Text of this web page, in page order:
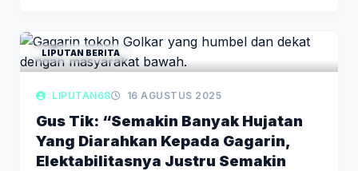
LIPUTAN BERITA
LIPUTAN68 16 AGUSTUS 2025
Gus Tik: “Semakin Banyak Hujatan
Yang Diarahkan Kepada Gagarin,
Elektabilitasnya Justru Semakin